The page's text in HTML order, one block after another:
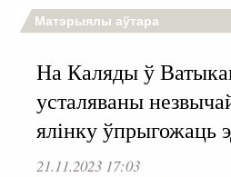
Матэрыялы аўтара
На Каляды ў
усталяваны
ялінку ўпрыгожаць
21.11.2023 17:03